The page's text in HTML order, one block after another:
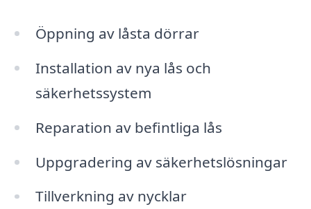
Öppning av låsta dörrar
Installation av nya lås och
säkerhetssystem
Reparation av befintliga lås
Uppgradering av säkerhetslösningar
Tillverkning av nycklar